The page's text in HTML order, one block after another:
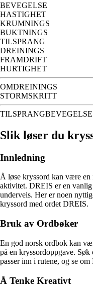
BEVEGELSE
HASTIGHET
KRUMNINGS
BUKTNINGS
TILSPRANG
DREININGS
FRAMDRIFT
HURTIGHET
OMDREININGS
STORMSKRITT
TILSPRANGBEVEGELSE
Slik løser du
Innledning
Å løse kryssord kan være en
aktivitet. DREIS er en
underveis. Her er noen
kryssord med ordet DREIS.
Bruk av Ordbøker
En god norsk ordbok kan
på en kryssordoppgave.
passer inn i rutene, og se
Å Tenke Kreativt